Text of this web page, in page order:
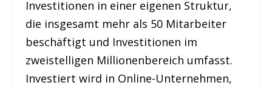
Investitionen in einer eigenen Struktur,
die insgesamt mehr als 50 Mitarbeiter
beschäftigt und Investitionen im
zweistelligen Millionenbereich umfasst.
Investiert wird in Online-Unternehmen,